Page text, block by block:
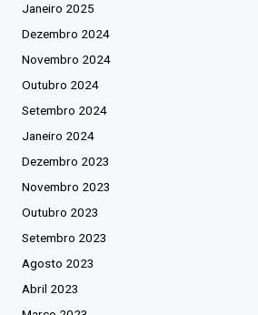
Janeiro 2025
Dezembro 2024
Novembro 2024
Outubro 2024
Setembro 2024
Janeiro 2024
Dezembro 2023
Novembro 2023
Outubro 2023
Setembro 2023
Agosto 2023
Abril 2023